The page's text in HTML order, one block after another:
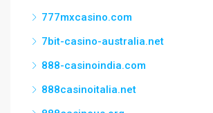
777mxcasino.com
7bit-casino-australia.net
888-casinoindia.com
888casinoitalia.net